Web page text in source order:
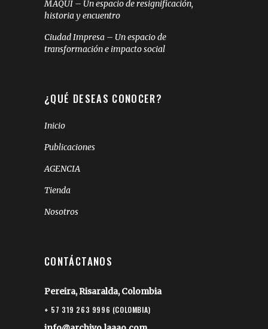
MAQUI – Un espacio de resignificación,
historia y encuentro
Ciudad Impresa – Un espacio de
transformación e impacto social
¿QUÉ DESEAS CONOCER?
Inicio
Publicaciones
AGENCIA
Tienda
Nosotros
CONTÁCTANOS
Pereira, Risaralda, Colombia
+ 57 319 263 9996 (COLOMBIA)